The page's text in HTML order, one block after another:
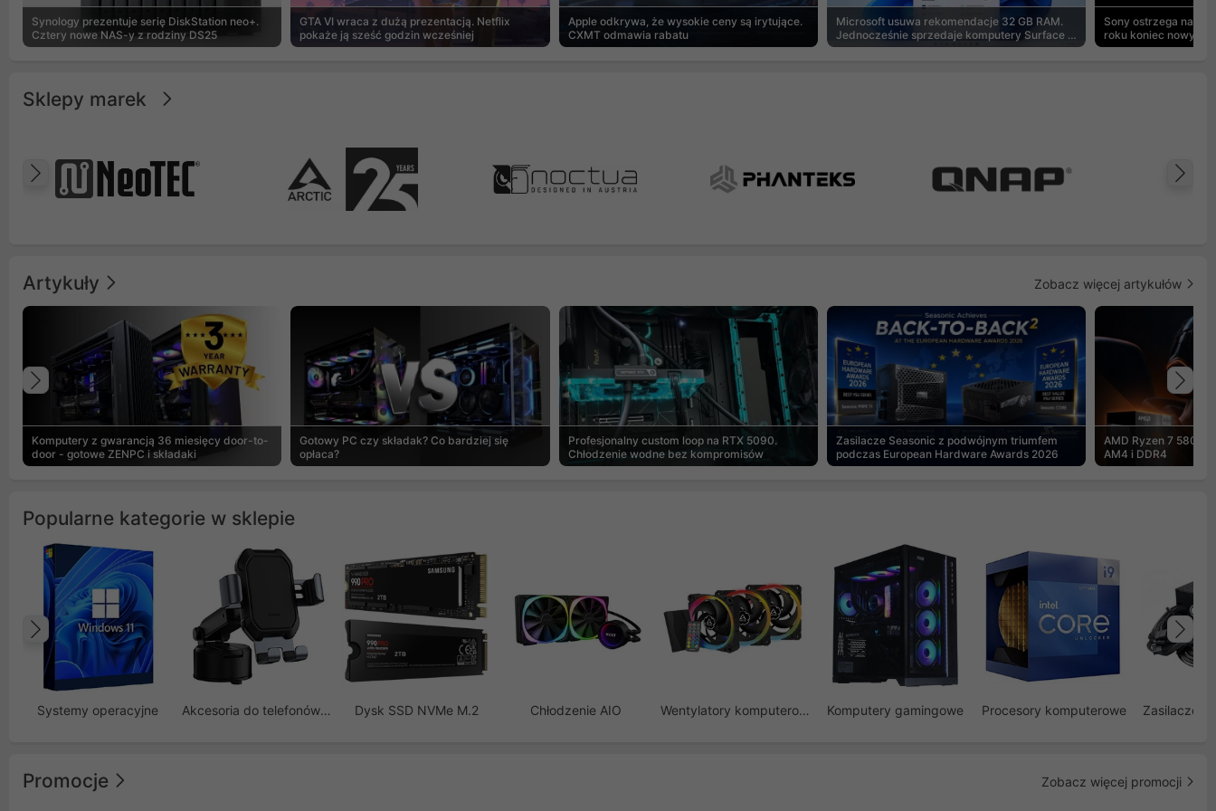
Synology prezentuje serię DiskStation neo+.
Cztery nowe NAS-y z rodziny DS25
GTA VI wraca z dużą prezentacją. Netflix
pokaże ją sześć godzin wcześniej
Apple odkrywa, że wysokie ceny są irytujące.
CXMT odmawia rabatu
Microsoft usuwa rekomendacje 32 GB RAM.
Jednocześnie sprzedaje komputery Surface z
8 GB
Sony ostrzega na
roku koniec nowych
Sklepy marek
Poprzedni
Artykuły Zobacz więcej artykułów
Komputery z gwarancją 36 miesięcy door-to-
door - gotowe ZENPC i składaki
Gotowy PC czy składak? Co bardziej się
opłaca?
Profesjonalny custom loop na RTX 5090.
Chłodzenie wodne bez kompromisów
Zasilacze Seasonic z podwójnym triumfem
podczas European Hardware Awards 2026
AMD Ryzen 7
AM4 i DDR4
Poprzedni
Popularne kategorie w sklepie
Systemy operacyjne Akcesoria do telefonów GSM Dysk SSD NVMe M.2 Chłodzenie AIO Wentylatory komputerowe Komputery gamingowe Procesory komputerowe Zasilacze
Poprzedni
Promocje Zobacz więcej promocji